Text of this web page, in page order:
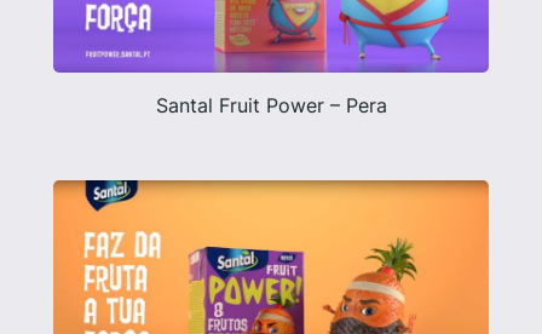
Santal Fruit Power – Pera